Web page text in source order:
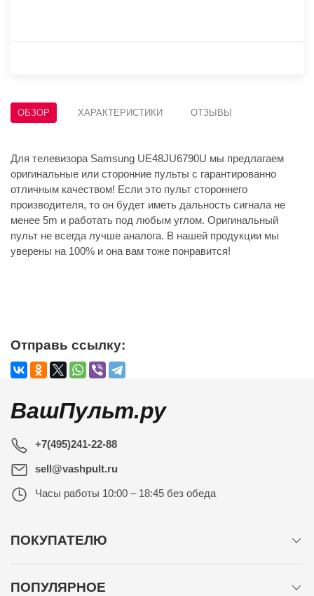
ОБЗОР ХАРАКТЕРИСТИКИ ОТЗЫВЫ
Для телевизора Samsung UE48JU6790U мы предлагаем
оригинальные или сторонние пульты с гарантированно
отличным качеством! Если это пульт стороннего
производителя, то он будет иметь дальность сигнала не
менее 5m и работать под любым углом. Оригинальный
пульт не всегда лучше аналога. В нашей продукции мы
уверены на 100% и она вам тоже понравится!
Отправь ссылку:
ВашПульт.ру
+7(495)241-22-88
sell@vashpult.ru
Часы работы 10:00 – 18:45 без обеда
ПОКУПАТЕЛЮ
ПОПУЛЯРНОЕ